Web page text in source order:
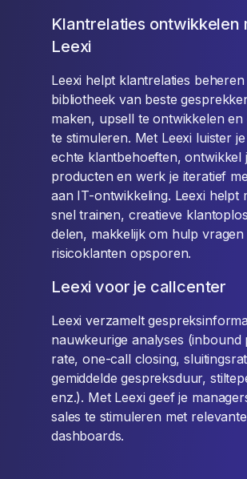
Klantrelaties ontwikkelen
Leexi
Leexi helpt klantrelaties
bibliotheek van beste
maken, upsell te ontwikkelen
te stimuleren. Met Leexi luister
echte klantbehoeften, ontwikkel
producten en werk je iteratief
aan IT-ontwikkeling. Leexi helpt
snel trainen, creatieve
delen, makkelijk om hulp vragen
risicoklanten opsporen.
Leexi voor je callcenter
Leexi verzamelt
nauwkeurige analyses (inbound
rate, one-call closing,
gemiddelde gespreksduur,
enz.). Met Leexi geef je
sales te stimuleren met relevante
dashboards.